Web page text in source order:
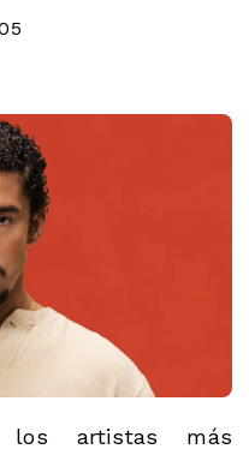
artistas más